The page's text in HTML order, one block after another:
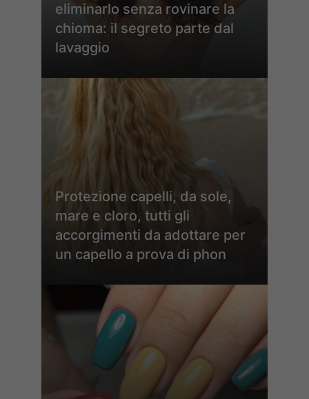
eliminarlo senza rovinare la
chioma: il segreto parte dal
lavaggio
Protezione capelli, da sole,
mare e cloro, tutti gli
accorgimenti da adottare per
un capello a prova di phon